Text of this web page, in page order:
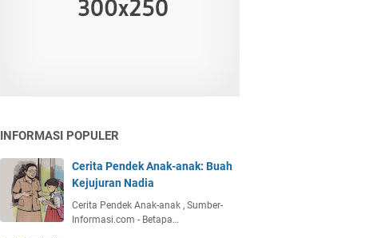
INFORMASI POPULER
Cerita Pendek Anak-anak: Buah
Kejujuran Nadia
Cerita Pendek Anak-anak , Sumber-
Informasi.com - Betapa…